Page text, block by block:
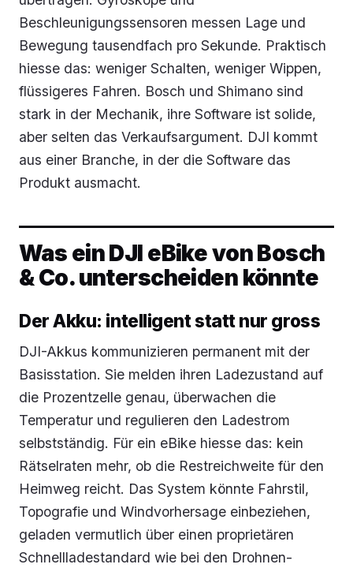
Beschleunigungssensoren messen Lage und
Bewegung tausendfach pro Sekunde. Praktisch
hiesse das: weniger Schalten, weniger Wippen,
flüssigeres Fahren. Bosch und Shimano sind
stark in der Mechanik, ihre Software ist solide,
aber selten das Verkaufsargument. DJI kommt
aus einer Branche, in der die Software das
Produkt ausmacht.
Was ein DJI eBike von Bosch
& Co. unterscheiden könnte
Der Akku: intelligent statt nur gross
DJI-Akkus kommunizieren permanent mit der
Basisstation. Sie melden ihren Ladezustand auf
die Prozentzelle genau, überwachen die
Temperatur und regulieren den Ladestrom
selbstständig. Für ein eBike hiesse das: kein
Rätselraten mehr, ob die Restreichweite für den
Heimweg reicht. Das System könnte Fahrstil,
Topografie und Windvorhersage einbeziehen,
geladen vermutlich über einen proprietären
Schnellladestandard wie bei den Drohnen-